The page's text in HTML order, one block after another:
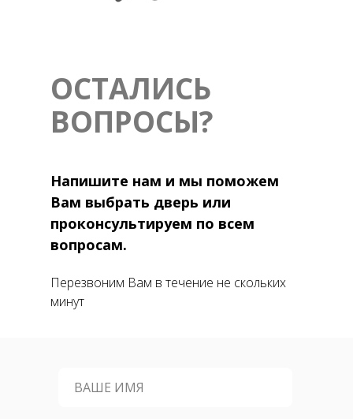
ОСТАЛИСЬ
ВОПРОСЫ?
Напишите нам и мы поможем
Вам выбрать дверь или
проконсультируем по всем
вопросам.
Перезвоним Вам в течение не скольких
минут